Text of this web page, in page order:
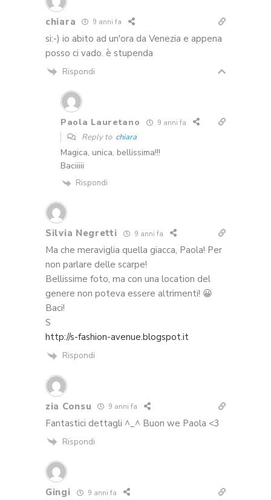
chiara 9 anni fa
si:-) io abito ad un'ora da Venezia e appena
posso ci vado. è stupenda
Rispondi
Paola Lauretano 9 anni fa
Reply to chiara
Magica, unica, bellissima!!!
Baciiiii
Rispondi
Silvia Negretti 9 anni fa
Ma che meraviglia quella giacca, Paola! Per
non parlare delle scarpe!
Bellissime foto, ma con una location del
genere non poteva essere altrimenti! 😀
Baci!
S
http://s-fashion-avenue.blogspot.it
Rispondi
zia Consu 9 anni fa
Fantastici dettagli ^_^ Buon we Paola <3
Rispondi
Gingi 9 anni fa